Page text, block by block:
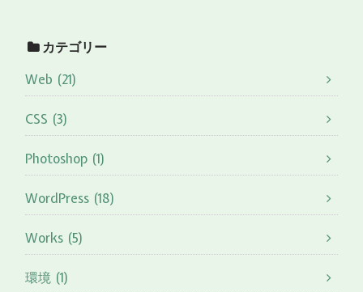
カテゴリー
Web (21)
CSS (3)
Photoshop (1)
WordPress (18)
Works (5)
環境 (1)